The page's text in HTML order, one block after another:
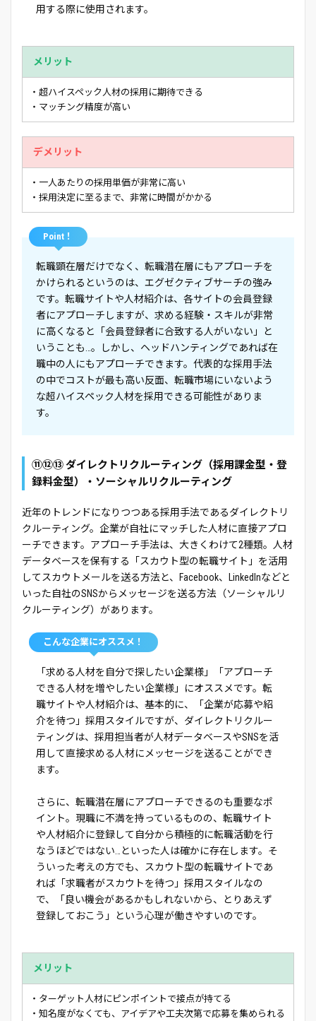
用する際に使用されます。
メリット
・超ハイスペック人材の採用に期待できる
・マッチング精度が高い
デメリット
・一人あたりの採用単価が非常に高い
・採用決定に至るまで、非常に時間がかかる
Point！
転職顕在層だけでなく、転職潜在層にもアプローチを
かけられるというのは、エグゼクティブサーチの強み
です。転職サイトや人材紹介は、各サイトの会員登録
者にアプローチしますが、求める経験・スキルが非常
に高くなると「会員登録者に合致する人がいない」と
いうことも…。しかし、ヘッドハンティングであれば在
職中の人にもアプローチできます。代表的な採用手法
の中でコストが最も高い反面、転職市場にいないよう
な超ハイスペック人材を採用できる可能性がありま
す。
⑪⑫⑬ ダイレクトリクルーティング（採用課金型・登
録料金型）・ソーシャルリクルーティング
近年のトレンドになりつつある採用手法であるダイレクトリ
クルーティング。企業が自社にマッチした人材に直接アプロ
ーチできます。アプローチ手法は、大きくわけて2種類。人材
データベースを保有する「スカウト型の転職サイト」を活用
してスカウトメールを送る方法と、Facebook、LinkedInなどと
いった自社のSNSからメッセージを送る方法（ソーシャルリ
クルーティング）があります。
こんな企業にオススメ！
「求める人材を自分で探したい企業様」「アプローチ
できる人材を増やしたい企業様」にオススメです。転
職サイトや人材紹介は、基本的に、「企業が応募や紹
介を待つ」採用スタイルですが、ダイレクトリクルー
ティングは、採用担当者が人材データベースやSNSを活
用して直接求める人材にメッセージを送ることができ
ます。
さらに、転職潜在層にアプローチできるのも重要なポ
イント。現職に不満を持っているものの、転職サイト
や人材紹介に登録して自分から積極的に転職活動を行
なうほどではない…といった人は確かに存在します。そ
ういった考えの方でも、スカウト型の転職サイトであ
れば「求職者がスカウトを待つ」採用スタイルなの
で、「良い機会があるかもしれないから、とりあえず
登録しておこう」という心理が働きやすいのです。
メリット
・ターゲット人材にピンポイントで接点が持てる
・知名度がなくても、アイデアや工夫次第で応募を集められる